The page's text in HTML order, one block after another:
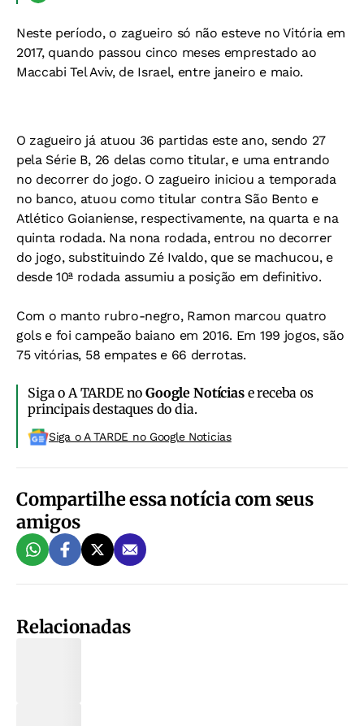
Neste período, o zagueiro só não esteve no Vitória em
2017, quando passou cinco meses emprestado ao
Maccabi Tel Aviv, de Israel, entre janeiro e maio.
O zagueiro já atuou 36 partidas este ano, sendo 27
pela Série B, 26 delas como titular, e uma entrando
no decorrer do jogo. O zagueiro iniciou a temporada
no banco, atuou como titular contra São Bento e
Atlético Goianiense, respectivamente, na quarta e na
quinta rodada. Na nona rodada, entrou no decorrer
do jogo, substituindo Zé Ivaldo, que se machucou, e
desde 10ª rodada assumiu a posição em definitivo.
Com o manto rubro-negro, Ramon marcou quatro
gols e foi campeão baiano em 2016. Em 199 jogos, são
75 vitórias, 58 empates e 66 derrotas.
Siga o A TARDE noGoogle Notíciase receba os
principais destaques do dia.
Siga o A TARDE no Google Noticias
Compartilhe essa notícia com seus
amigos
Relacionadas